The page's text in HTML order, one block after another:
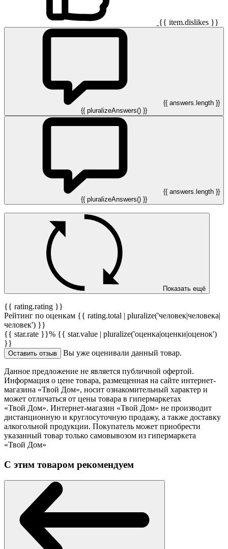
{{ item.dislikes }}
{{ answers.length }}
{{ pluralizeAnswers() }}
{{ answers.length }}
{{ pluralizeAnswers() }}
Показать ещё
{{ rating.rating }}
Рейтинг по оценкам {{ rating.total | pluralize('человек|человека|
человек') }}
{{ star.rate }}% {{ star.value | pluralize('оценка|оценки|оценок')
}}
Оставить отзыв Вы уже оценивали данный товар.
Данное предложение не является публичной офертой.
Информация о цене товара, размещенная на сайте интернет-
магазина «Твой Дом», носит ознакомительный характер и
может отличаться от цены товара в гипермаркетах
«Твой Дом». Интернет-магазин «Твой Дом» не производит
дистанционную и круглосуточную продажу, а также доставку
алкогольной продукции. Покупатель может приобрести
указанный товар только самовывозом из гипермаркета
«Твой Дом»
С этим товаром рекомендуем